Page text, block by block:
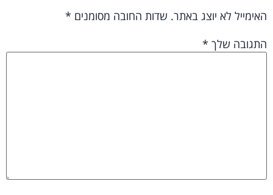
האימייל לא יוצג באתר. שדות החובה מסומנים *
התגובה שלך *